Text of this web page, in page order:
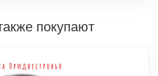
покупают